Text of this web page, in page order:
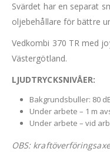
Svärdet har en separat
oljebehållare för bättre
Vedkombi 370 TR med
Västergötland.
LJUDTRYCKSNIVÅER:
Bakgrundsbuller: 80
Under arbete – 1 m
Under arbete – vid
OBS: